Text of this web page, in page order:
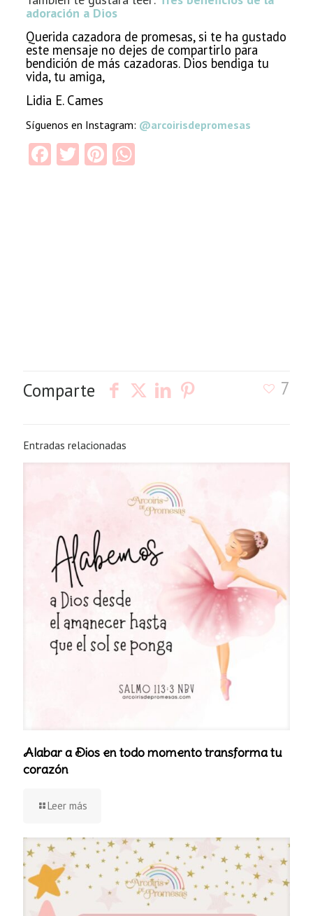
adoración a Dios
Querida cazadora de promesas, si te ha gustado
este mensaje no dejes de compartirlo para
bendición de más cazadoras. Dios bendiga tu
vida, tu amiga,
Lidia E. Cames
Síguenos en Instagram: @arcoirisdepromesas
Facebook
TwitterPinterest
WhatsApp
Comparte 7
Entradas relacionadas
Alabar a Dios en todo momento transforma tu
corazón
Leer más